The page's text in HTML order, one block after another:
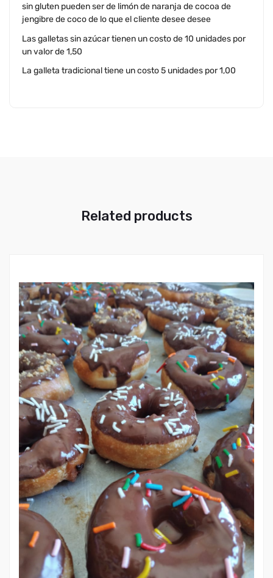
sin gluten pueden ser de limón de naranja de cocoa de
jengibre de coco de lo que el cliente desee desee
Las galletas sin azúcar tienen un costo de 10 unidades por
un valor de 1,50
La galleta tradicional tiene un costo 5 unidades por 1,00
Related products